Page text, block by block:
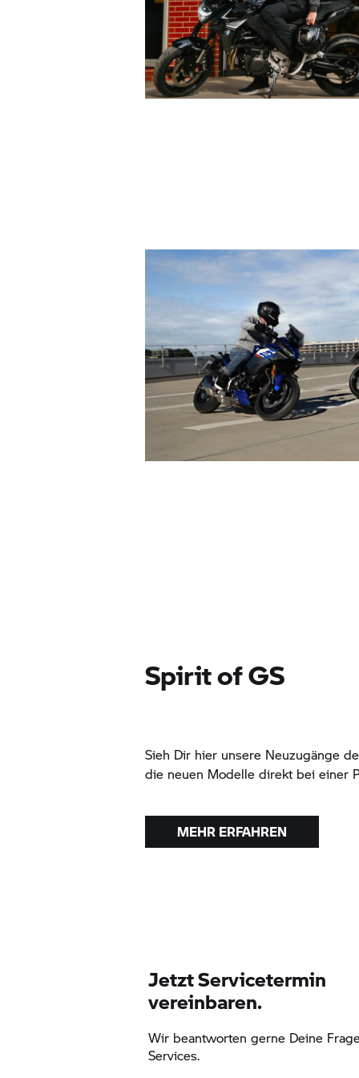
Spirit of GS
Sieh Dir hier unsere Neuzugänge
die neuen Modelle direkt bei einer
MEHR ERFAHREN
Jetzt Servicetermin
vereinbaren.
Wir beantworten gerne Deine
Services.